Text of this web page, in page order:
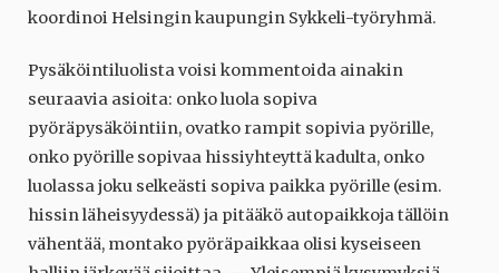
koordinoi Helsingin kaupungin Sykkeli-työryhmä.
Pysäköintiluolista voisi kommentoida ainakin
seuraavia asioita: onko luola sopiva
pyöräpysäköintiin, ovatko rampit sopivia pyörille,
onko pyörille sopivaa hissiyhteyttä kadulta, onko
luolassa joku selkeästi sopiva paikka pyörille (esim.
hissin läheisyydessä) ja pitääkö autopaikkoja tällöin
vähentää, montako pyöräpaikkaa olisi kyseiseen